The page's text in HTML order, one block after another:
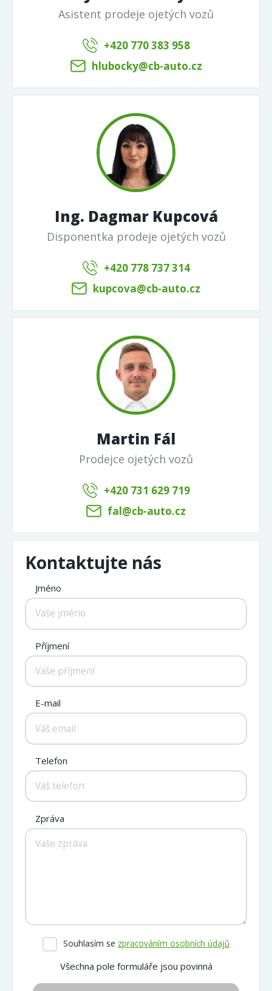
Asistent prodeje ojetých vozů
+420 770 383 958
hlubocky@cb-auto.cz
Ing. Dagmar Kupcová
Disponentka prodeje ojetých vozů
+420 778 737 314
kupcova@cb-auto.cz
Martin Fál
Prodejce ojetých vozů
+420 731 629 719
fal@cb-auto.cz
Kontaktujte nás
Jméno
Příjmení
E-mail
Telefon
Zpráva
Souhlasím se zpracováním osobních údajů
Všechna pole formuláře jsou povinná